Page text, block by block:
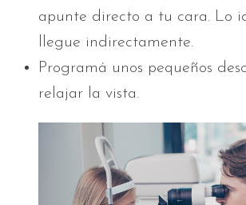
apunte directo a tu cara. Lo
llegue indirectamente.
Programá unos pequeños
relajar la vista.